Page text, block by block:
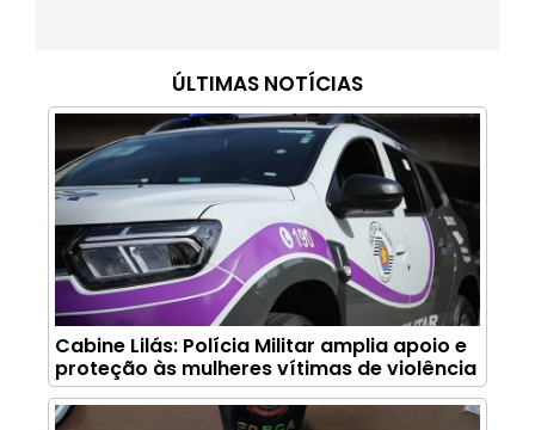
ÚLTIMAS NOTÍCIAS
Cabine Lilás: Polícia Militar amplia apoio e
proteção às mulheres vítimas de violência